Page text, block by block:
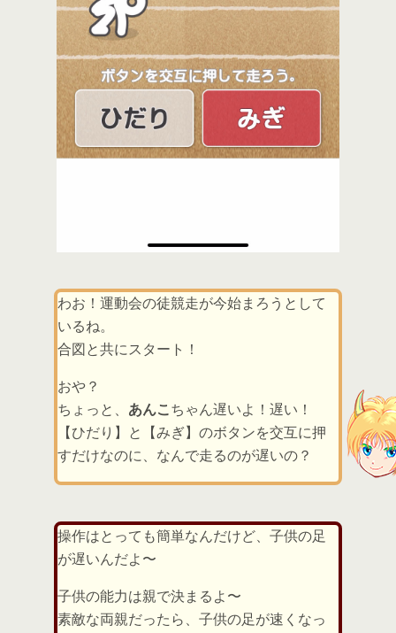
わお！運動会の徒競走が今始まろうとして
いるね。
合図と共にスタート！
おや？
ちょっと、 あんこ ちゃん遅いよ！遅い！
【ひだり】と【みぎ】のボタンを交互に押
すだけなのに、なんで走るのが遅いの？
操作はとっても簡単なんだけど、子供の足
が遅いんだよ〜
子供の能力は親で決まるよ〜
素敵な両親だったら、子供の足が速くなっ